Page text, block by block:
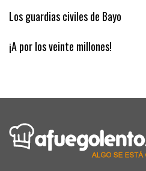
Los guardias civiles de Bayo
¡A por los veinte millones!